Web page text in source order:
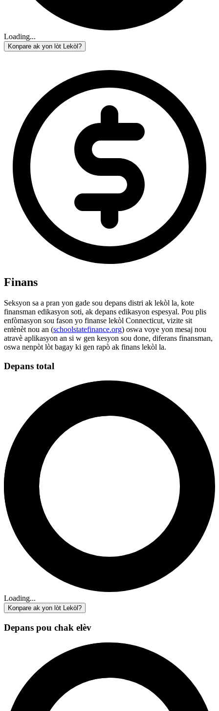
Loading...
Konpare ak yon lòt Lekòl?
Finans
Seksyon sa a pran yon gade sou depans distri ak lekòl la, kote
finansman edikasyon soti, ak depans edikasyon espesyal. Pou plis
enfòmasyon sou fason yo finanse lekòl Connecticut, vizite sit
entènèt nou an (schoolstatefinance.org) oswa voye yon mesaj nou
atravè aplikasyon an si w gen kesyon sou done, diferans finansman,
oswa nenpòt lòt bagay ki gen rapò ak finans lekòl la.
Depans total
Loading...
Konpare ak yon lòt Lekòl?
Depans pou chak elèv